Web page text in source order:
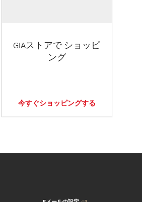
GIAストアで ショッピ
ング
今すぐショッピングする